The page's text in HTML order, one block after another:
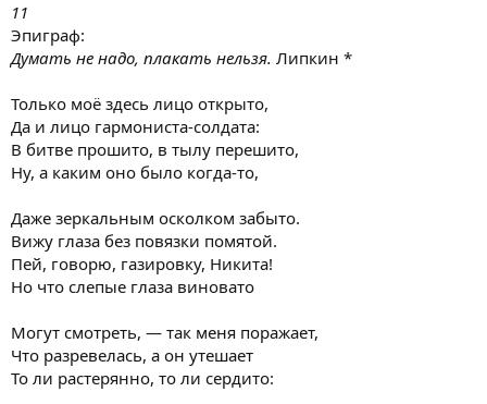
11
Эпиграф:
Думать не надо, плакать нельзя. Липкин *
Только моё здесь лицо открыто,
Да и лицо гармониста-солдата:
В битве прошито, в тылу перешито,
Ну, а каким оно было когда-то,
Даже зеркальным осколком забыто.
Вижу глаза без повязки помятой.
Пей, говорю, газировку, Никита!
Но что слепые глаза виновато
Могут смотреть, — так меня поражает,
Что разревелась, а он утешает
То ли растерянно, то ли сердито: